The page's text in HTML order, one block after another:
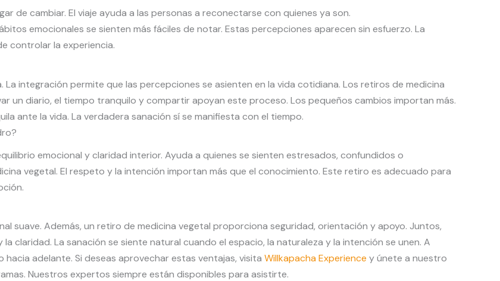
de cambiar. El viaje ayuda a las personas a reconectarse con quienes ya son.
emocionales se sienten más fáciles de notar. Estas percepciones aparecen sin esfuerzo. La
controlar la experiencia.
integración permite que las percepciones se asienten en la vida cotidiana. Los retiros de medicina
un diario, el tiempo tranquilo y compartir apoyan este proceso. Los pequeños cambios importan más.
ante la vida. La verdadera sanación sí se manifiesta con el tiempo.
emocional y claridad interior. Ayuda a quienes se sienten estresados, confundidos o
vegetal. El respeto y la intención importan más que el conocimiento. Este retiro es adecuado para
suave. Además, un retiro de medicina vegetal proporciona seguridad, orientación y apoyo. Juntos,
claridad. La sanación se siente natural cuando el espacio, la naturaleza y la intención se unen. A
adelante. Si deseas aprovechar estas ventajas, visita Willkapacha Experience y únete a nuestro
Nuestros expertos siempre están disponibles para asistirte.